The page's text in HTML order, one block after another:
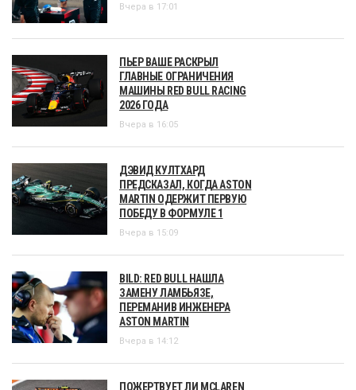
Вчера в 17:01
ПЬЕР ВАШЕ РАСКРЫЛ
ГЛАВНЫЕ ОГРАНИЧЕНИЯ
МАШИНЫ RED BULL RACING
2026 ГОДА
Вчера в 16:05
ДЭВИД КУЛТХАРД
ПРЕДСКАЗАЛ, КОГДА ASTON
MARTIN ОДЕРЖИТ ПЕРВУЮ
ПОБЕДУ В ФОРМУЛЕ 1
Вчера в 15:09
BILD: RED BULL НАШЛА
ЗАМЕНУ ЛАМБЬЯЗЕ,
ПЕРЕМАНИВ ИНЖЕНЕРА
ASTON MARTIN
Вчера в 14:12
ПОЖЕРТВУЕТ ЛИ MCLAREN